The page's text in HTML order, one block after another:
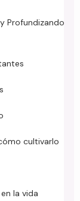
Profundizando
cultivarlo
la vida